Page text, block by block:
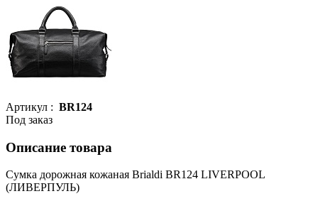
Артикул : BR124
Под заказ
Описание товара
Сумка дорожная кожаная Brialdi BR124 LIVERPOOL
(ЛИВЕРПУЛЬ)